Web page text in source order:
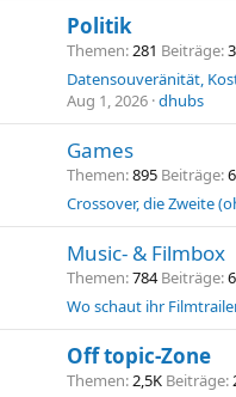
Politik
Themen 281 Beiträge
Aug 1, 2026 dhubs
Games
Themen 895 Beiträge
Crossover, die Zweite
Music- & Filmbox
Themen 784 Beiträge
Wo schaut ihr
Off topic-Zone
Themen 2,5K Beiträge